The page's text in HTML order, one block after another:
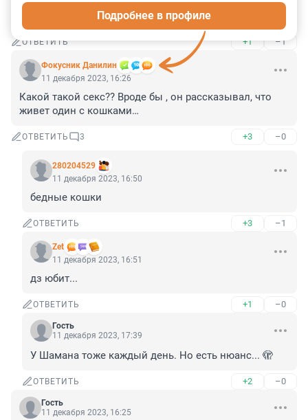
Молодец. Ничего лишнего и навязчивого. Не шаман.
ОТВЕТИТЬ +1 –1
Фокусник Данилин
Подробнее в профиле
11 декабря 2023, 16:26
Какой такой секс?? Вроде бы , он рассказывал, что
живет один с кошками…
ОТВЕТИТЬ 3 +3 –0
280204529
11 декабря 2023, 16:50
бедные кошки
ОТВЕТИТЬ +3 –1
Zet
11 декабря 2023, 16:51
дз юбит...
ОТВЕТИТЬ +1 –0
Гость
11 декабря 2023, 17:39
У Шамана тоже каждый день. Но есть нюанс... 🫣
ОТВЕТИТЬ +2 –0
Гость
11 декабря 2023, 16:25